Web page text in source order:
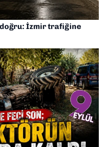
doğru: İzmir trafiğine